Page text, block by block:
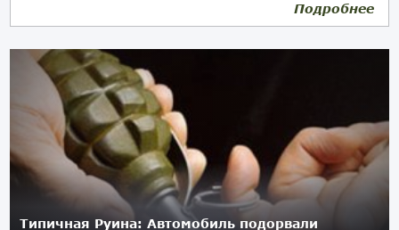
Подробнее
Типичная Руина: Автомобиль подорвали